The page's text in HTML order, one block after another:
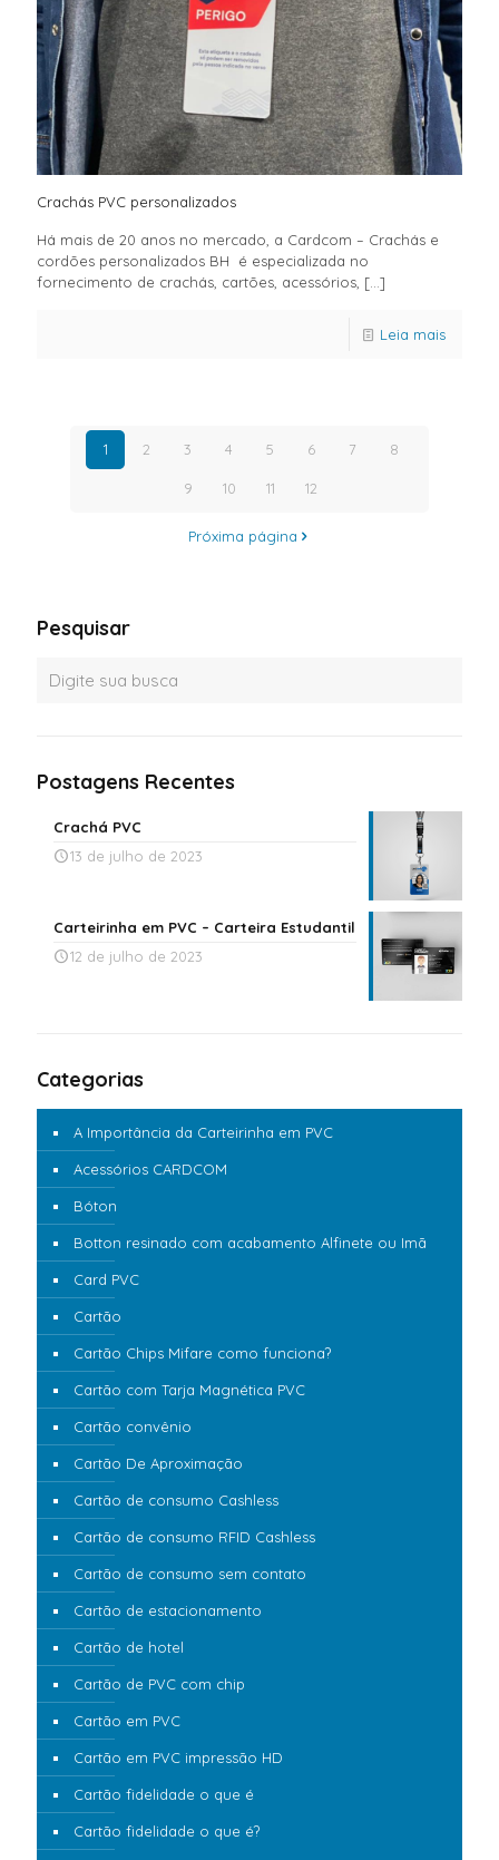
Crachás PVC personalizados
Há mais de 20 anos no mercado, a Cardcom – Crachás e
cordões personalizados BH é especializada no
fornecimento de crachás, cartões, acessórios, […]
Leia mais
1 2 3 4 5 6 7 8
9 10 11 12
Próxima página
Pesquisar
Postagens Recentes
Crachá PVC
13 de julho de 2023
Carteirinha em PVC – Carteira Estudantil
12 de julho de 2023
Categorias
A Importância da Carteirinha em PVC
Acessórios CARDCOM
Bóton
Botton resinado com acabamento Alfinete ou Imã
Card PVC
Cartão
Cartão Chips Mifare como funciona?
Cartão com Tarja Magnética PVC
Cartão convênio
Cartão De Aproximação
Cartão de consumo Cashless
Cartão de consumo RFID Cashless
Cartão de consumo sem contato
Cartão de estacionamento
Cartão de hotel
Cartão de PVC com chip
Cartão em PVC
Cartão em PVC impressão HD
Cartão fidelidade o que é
Cartão fidelidade o que é?